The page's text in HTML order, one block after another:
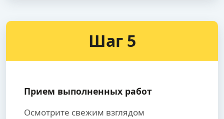
Шаг 5
Прием выполненных работ
Осмотрите свежим взглядом